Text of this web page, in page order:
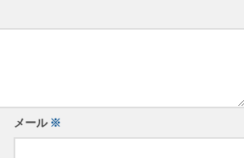
メール ※